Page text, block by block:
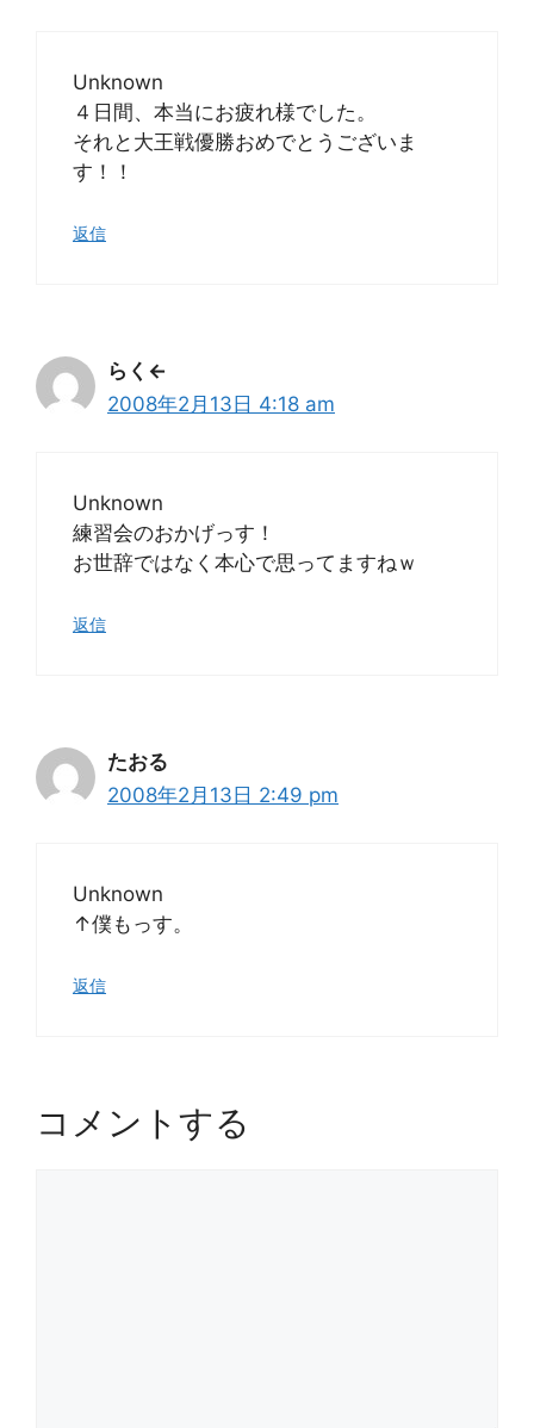
Unknown
４日間、本当にお疲れ様でした。
それと大王戦優勝おめでとうございま
す！！
返信
らく←
2008年2月13日 4:18 am
Unknown
練習会のおかげっす！
お世辞ではなく本心で思ってますねｗ
返信
たおる
2008年2月13日 2:49 pm
Unknown
↑僕もっす。
返信
コメントする